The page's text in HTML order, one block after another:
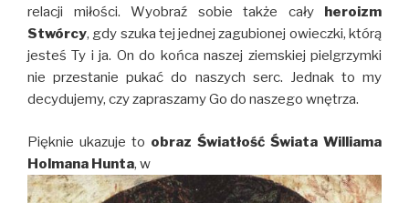
relacji miłości. Wyobraź sobie także cały heroizm
Stwórcy, gdy szuka tej jednej zagubionej owieczki, którą
jesteś Ty i ja. On do końca naszej ziemskiej pielgrzymki
nie przestanie pukać do naszych serc. Jednak to my
decydujemy, czy zapraszamy Go do naszego wnętrza.
Pięknie ukazuje to obraz Światłość Świata Williama
Holmana Hunta, w